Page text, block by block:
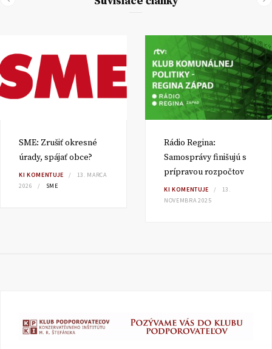
SME: Zrušiť okresné
úrady, spájať obce?
KI KOMENTUJE
13. MARCA
2026
SME
Rádio Regina:
Samosprávy finišujú s
prípravou rozpočtov
KI KOMENTUJE
13.
NOVEMBRA 2025